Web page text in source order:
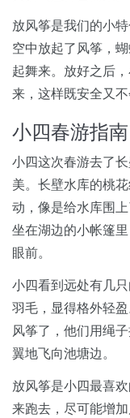
放风筝是我们的小
空中放起了风筝，
起舞来。放好之后
来，这样既安全又不
小四春游指南
小四这次春游去了
美。长壁水库的桃
动，像是给水库围
坐在湖边的小帐篷
眼前。
小四看到远处有几
羽毛，显得格外轻
风筝了，他们用绳
翼地飞向池塘边。
放风筝是小四最喜
来跑去，尽可能增